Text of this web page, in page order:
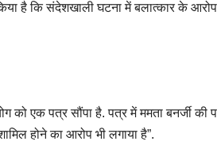
है कि संदेशखाली घटना में बलात्कार के
को एक पत्र सौंपा है. पत्र में ममता बनर्जी की
होने का आरोप भी लगाया है”.